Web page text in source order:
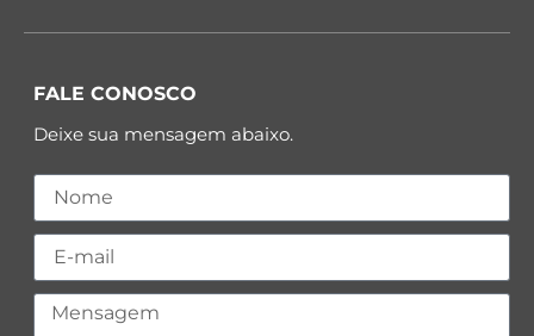
FALE CONOSCO
Deixe sua mensagem abaixo.